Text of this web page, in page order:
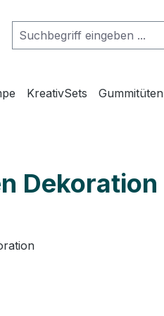
KreativSets Gummitüten
Dekoration